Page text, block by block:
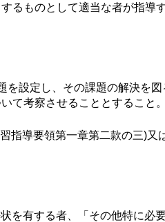
るものとして適当な者が指導
設定し、その課題の解決を
て考察させることとすること。
導要領第一章第二款の三)又
有する者、「その他特に必